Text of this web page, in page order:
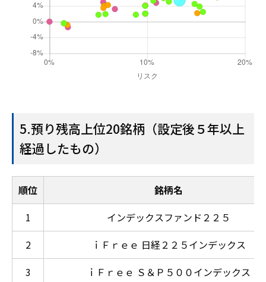
5.預り残高上位20銘柄（設定後５年以上
経過したもの）
順位
銘柄名
1
インデックスファンド２２５
2
ｉＦｒｅｅ 日経２２５インデックス
3
ｉＦｒｅｅ Ｓ＆Ｐ５００インデックス